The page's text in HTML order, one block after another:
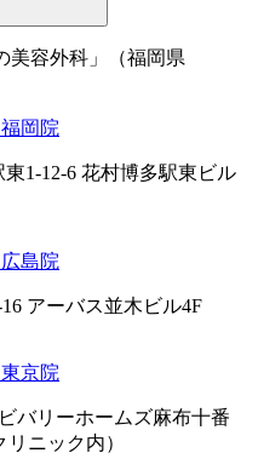
岡院
1-12-6 花村博多駅東ビル
島院
アーバス並木ビル4F
京院
バリーホームズ麻布十番
ニック内）